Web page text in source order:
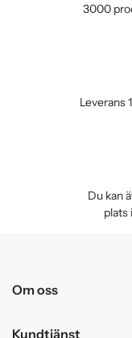
3000
Leverans
Du kan
plats
Om oss
Kundtjänst